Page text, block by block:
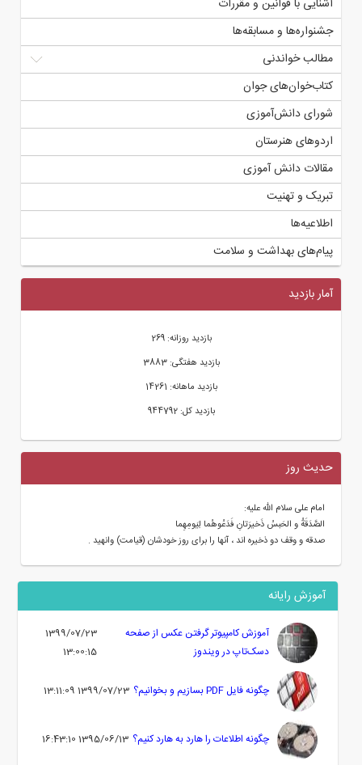
آشنایی با قوانین و مقررات
جشنواره‌ها و مسابقه‌ها
مطالب خواندنی
کتاب‌خوان‌های جوان
شورای دانش‌آموزی
اردوهای هنرستان
مقالات دانش آموزی
تبریک و تهنیت
اطلاعیه‌ها
پیام‌های بهداشت و سلامت
آمار بازدید
بازدید روزانه: 269
بازدید هفتگی: 3883
بازدید ماهانه: 14261
بازدید کل: 944792
حدیث روز
امام علی سلام الله علیه:
الصَّدَقَةُ و الحَبسُ ذَخیرَتانِ فَدَعُوهُما لِیَومِهِما
صدقه و وقف دو ذخیره اند ، آنها را براى روز خودشان (قیامت) وانهید .
آموزش رایانه
آموزش کامپیوتر گرفتن عکس از صفحه
دسک‌تاپ در ویندوز
1399/07/23
13:00:15
چگونه فایل PDF بسازیم و بخوانیم؟ 1399/07/23 13:11:09
چگونه اطلاعات را هارد به هارد کنیم؟ 1395/06/13 16:43:10